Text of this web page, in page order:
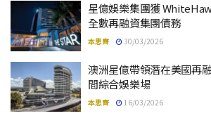
星億娛樂集團獲
全數再融資集團債務
本思齊 30/03/2026
澳洲星億帶領潛在美國再
間綜合娛樂場
本思齊 16/03/2026